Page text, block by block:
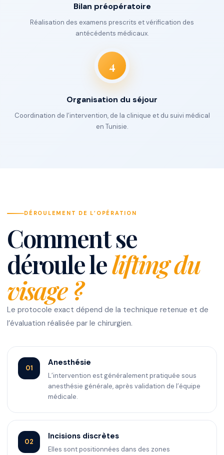
Bilan préopératoire
Réalisation des examens prescrits et vérification des
antécédents médicaux.
4
Organisation du séjour
Coordination de l’intervention, de la clinique et du suivi médical
en Tunisie.
DÉROULEMENT DE L’OPÉRATION
Comment se
déroule lelifting du
visage ?
Le protocole exact dépend de la technique retenue et de
l’évaluation réalisée par le chirurgien.
01
Anesthésie
L’intervention est généralement pratiquée sous
anesthésie générale, après validation de l’équipe
médicale.
02
Incisions discrètes
Elles sont positionnées dans des zones